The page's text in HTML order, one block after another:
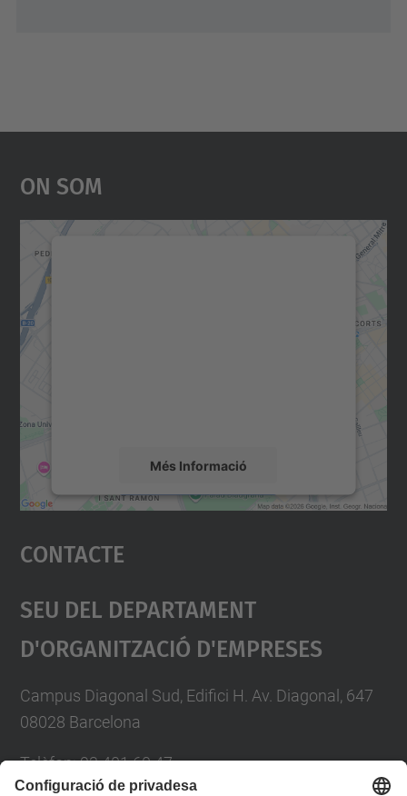
On Som
Més Informació
Accepta
powered by
Contacte
Seu Del Departament
D'Organització D'Empreses
Campus Diagonal Sud, Edifici H. Av. Diagonal, 647
08028 Barcelona
Telèfon: 93 401 60 47